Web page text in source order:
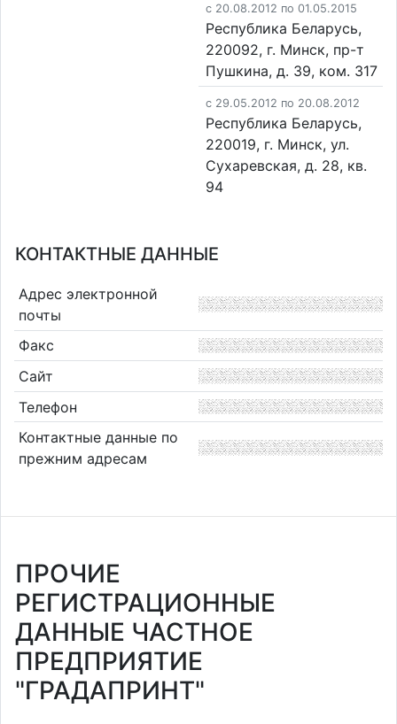
c 20.08.2012 по 01.05.2015
Республика Беларусь,
220092, г. Минск, пр-т
Пушкина, д. 39, ком. 317
c 29.05.2012 по 20.08.2012
Республика Беларусь,
220019, г. Минск, ул.
Сухаревская, д. 28, кв.
94
КОНТАКТНЫЕ ДАННЫЕ
Адрес электронной
почты
Факс
Сайт
Телефон
Контактные данные по
прежним адресам
ПРОЧИЕ
РЕГИСТРАЦИОННЫЕ
ДАННЫЕ ЧАСТНОЕ
ПРЕДПРИЯТИЕ
"ГРАДАПРИНТ"